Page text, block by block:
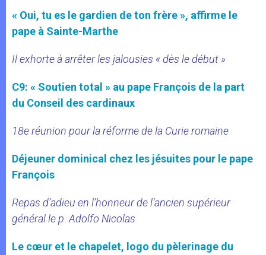
« Oui, tu es le gardien de ton frère », affirme le
pape à Sainte-Marthe
Il exhorte à arrêter les jalousies « dès le début »
C9: « Soutien total » au pape François de la part
du Conseil des cardinaux
18e réunion pour la réforme de la Curie romaine
Déjeuner dominical chez les jésuites pour le pape
François
Repas d’adieu en l’honneur de l’ancien supérieur
général le p. Adolfo Nicolas
Le cœur et le chapelet, logo du pèlerinage du